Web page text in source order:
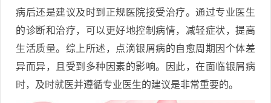
病后还是建议及时到正规医院接受治疗。通过专业医生
的诊断和治疗，可以更好地控制病情，减轻症状，提高
生活质量。综上所述，点滴银屑病的自愈周期因个体差
异而异，且受到多种因素的影响。因此，在面临银屑病
时，及时就医并遵循专业医生的建议是非常重要的。